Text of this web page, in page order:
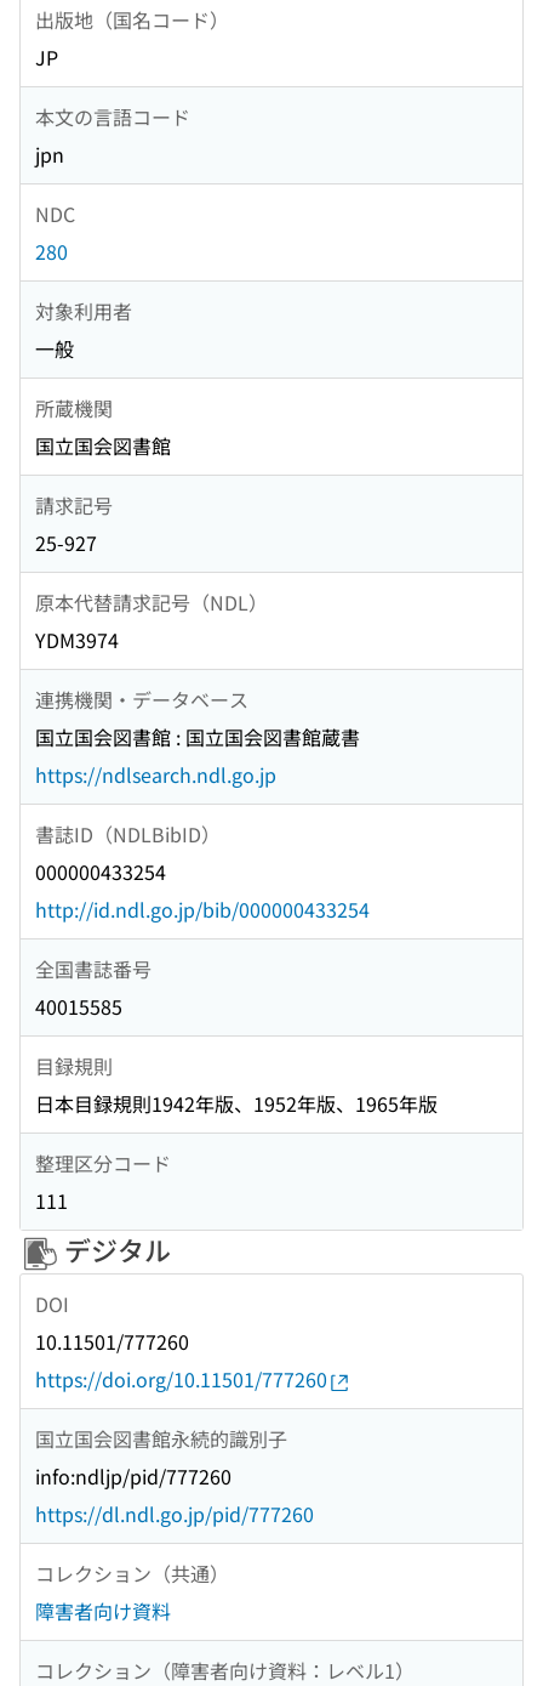
出版地（国名コード）
JP
本文の言語コード
jpn
NDC
280
対象利用者
一般
所蔵機関
国立国会図書館
請求記号
25-927
原本代替請求記号（NDL）
YDM3974
連携機関・データベース
国立国会図書館 : 国立国会図書館蔵書
https://ndlsearch.ndl.go.jp
書誌ID（NDLBibID）
000000433254
http://id.ndl.go.jp/bib/000000433254
全国書誌番号
40015585
目録規則
日本目録規則1942年版、1952年版、1965年版
整理区分コード
111
デジタル
DOI
10.11501/777260
https://doi.org/10.11501/777260
国立国会図書館永続的識別子
info:ndljp/pid/777260
https://dl.ndl.go.jp/pid/777260
コレクション（共通）
障害者向け資料
コレクション（障害者向け資料：レベル1）